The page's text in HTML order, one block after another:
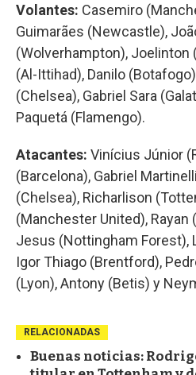
Volantes: Casemiro
Guimarães (Newcastle),
(Wolverhampton), Joelinton
(Al-Ittihad), Danilo
(Chelsea), Gabriel Sara
Paquetá (Flamengo).
Atacantes: Vinícius Júnior
(Barcelona), Gabriel
(Chelsea), Richarlison
(Manchester United), Rayan
Jesus (Nottingham Forest),
Igor Thiago (Brentford),
(Lyon), Antony (Betis) y
RELACIONADAS
Buenas noticias: